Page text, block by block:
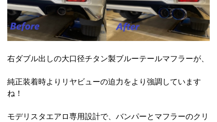
右ダブル出しの大口径チタン製ブルーテールマフラーが、
純正装着時よりリヤビューの迫力をより強調しています
ね！
モデリスタエアロ専用設計で、バンパーとマフラーのクリ